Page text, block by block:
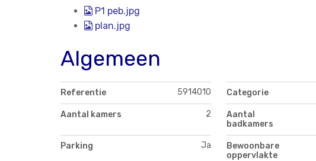
P1 peb.jpg
plan.jpg
Algemeen
Referentie 5914010 Categorie
Aantal kamers 2
Aantal
badkamers
Parking Ja
Bewoonbare
oppervlakte